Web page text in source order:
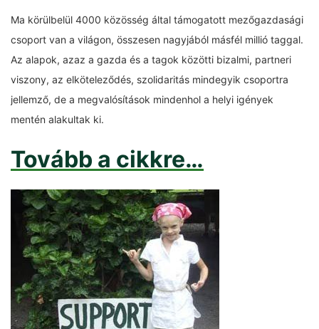
Ma körülbelül 4000 közösség által támogatott mezőgazdasági
csoport van a világon, összesen nagyjából másfél millió taggal.
Az alapok, azaz a gazda és a tagok közötti bizalmi, partneri
viszony, az elköteleződés, szolidaritás mindegyik csoportra
jellemző, de a megvalósítások mindenhol a helyi igények
mentén alakultak ki.
Tovább a cikkre…